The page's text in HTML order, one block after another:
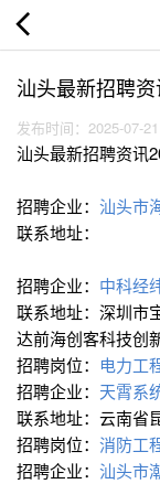
汕头最新招聘
发布时间：2025-07-
汕头最新招聘资讯
招聘企业： 汕头市
联系地址：
招聘企业： 中科经
联系地址：深圳市
达前海创客科技创
招聘岗位： 电力工
招聘企业： 天霄系
联系地址：云南省
招聘岗位： 消防工
招聘企业： 汕头市